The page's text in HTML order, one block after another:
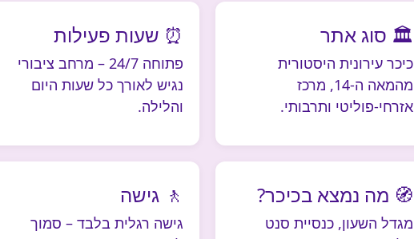
🏛 סוג אתר
כיכר עירונית היסטורית
מהמאה ה-14, מרכז
אזרחי-פוליטי ותרבותי.
⏰ שעות פעילות
פתוחה 24/7 – מרחב ציבורי
נגיש לאורך כל שעות היום
והלילה.
🧭 מה נמצא בכיכר?
מגדל השעון, כנסיית סנט
🚶 גישה
גישה רגלית בלבד – סמוך